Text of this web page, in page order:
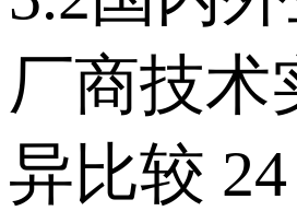
厂商技术
异比较 24